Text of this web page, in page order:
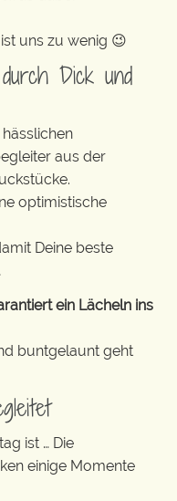
uns zu wenig 😉
Dick und
aus der
optimistische
Deine beste
ein Lächeln ins
buntgelaunt geht
ist … Die
einige Momente